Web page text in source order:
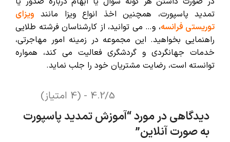
تمدید پاسپورت، همچنین اخذ انواع ویزا مانند ویزای
توریستی فرانسه، و… می توانید، از کارشناسان فرشته طلایی
راهنمایی بخواهید. این مجموعه در زمینه امور مهاجرتی،
خدمات جهانگردی و گردشگری فعالیت می کند، همواره
توانسته است، رضایت مشتریان خود را جلب نماید.
4.2/5 - (4 امتیاز)
دیدگاهی در مورد “آموزش تمدید پاسپورت
به صورت آنلاین”